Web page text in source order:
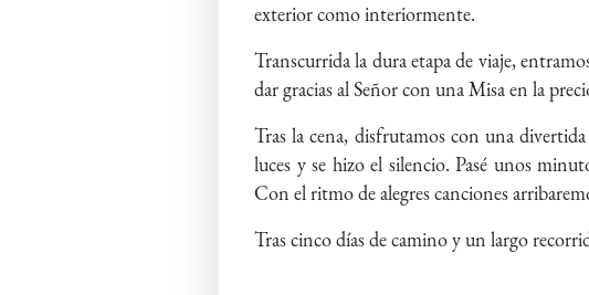
exterior como interiormente.
Transcurrida la dura etapa de viaje,
dar gracias al Señor con una Misa en la
Tras la cena, disfrutamos con una
luces y se hizo el silencio. Pasé unos
Con el ritmo de alegres canciones
Tras cinco días de camino y un largo